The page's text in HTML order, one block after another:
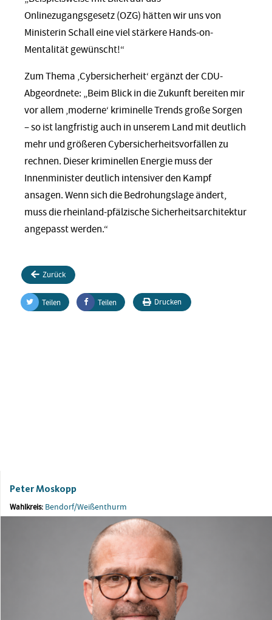
Onlinezugangsgesetz (OZG) hätten wir uns von
Ministerin Schall eine viel stärkere Hands-on-
Mentalität gewünscht!“
Zum Thema ‚Cybersicherheit‘ ergänzt der CDU-
Abgeordnete: „Beim Blick in die Zukunft bereiten mir
vor allem ‚moderne‘ kriminelle Trends große Sorgen
– so ist langfristig auch in unserem Land mit deutlich
mehr und größeren Cybersicherheitsvorfällen zu
rechnen. Dieser kriminellen Energie muss der
Innenminister deutlich intensiver den Kampf
ansagen. Wenn sich die Bedrohungslage ändert,
muss die rheinland-pfälzische Sicherheitsarchitektur
angepasst werden.“
Zurück
Teilen Teilen Drucken
Peter Moskopp
Wahlkreis: Bendorf/Weißenthurm